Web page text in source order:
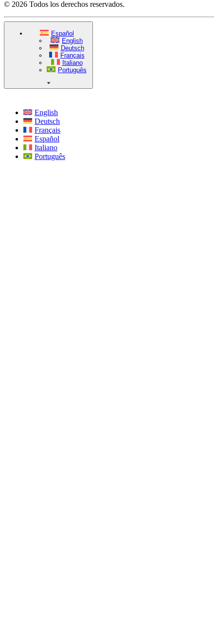
© 2026 Todos los derechos reservados.
Español
English
Deutsch
Français
Italiano
Português
English
Deutsch
Français
Español
Italiano
Português